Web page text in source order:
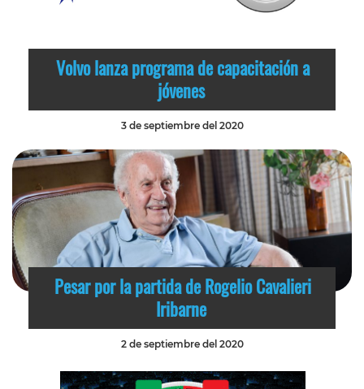
Volvo lanza programa de capacitación a
jóvenes
3 de septiembre del 2020
Pesar por la partida de Rogelio Cavalieri
Iribarne
2 de septiembre del 2020